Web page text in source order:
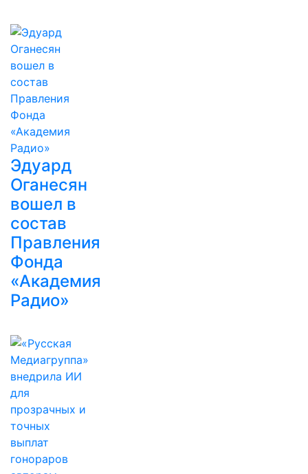
Эдуард
Оганесян
вошел в
состав
Правления
Фонда
«Академия
Радио»